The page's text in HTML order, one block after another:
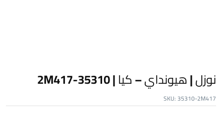
نوزل | هيونداي – كيا | 35310-2M417
SKU:35310-2M417